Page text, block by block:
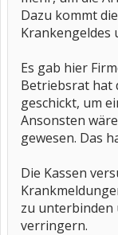
Dazu kommt
Krankengeldes
Es gab hier
Betriebsrat hat
geschickt, um
Ansonsten
gewesen. Das
Die Kassen
zu unterbinden
verringern.